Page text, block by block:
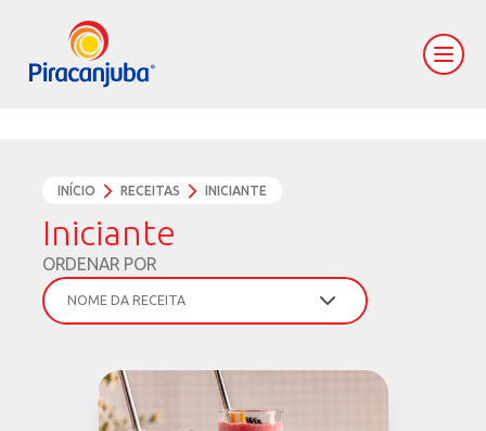
INÍCIO RECEITAS INICIANTE
Iniciante
ORDENAR POR